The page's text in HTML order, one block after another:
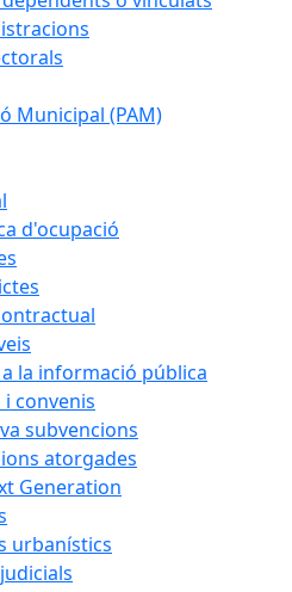
Municipal (PAM)
d'ocupació
la informació pública
convenis
subvencions
atorgades
Generation
urbanístics